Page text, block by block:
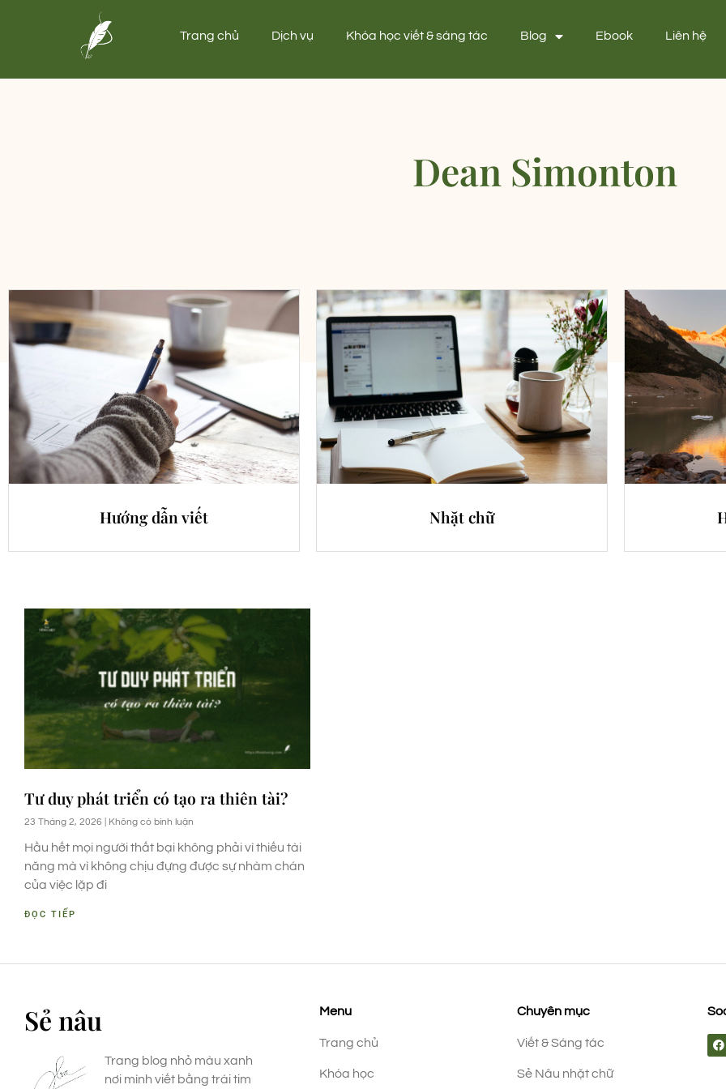
Trang chủ Dịch vụ Khóa học viết & sáng tác Blog Ebook Liên hệ
Dean Simonton
Hướng dẫn viết Nhặt chữ
Tư duy phát triển có tạo ra thiên tài?
23 Tháng 2, 2026 Không có bình luận
Hầu hết mọi người thất bại không phải vì thiếu tài
năng mà vì không chịu đựng được sự nhàm chán
của việc lặp đi
ĐỌC TIẾP
Sẻ nâu
Trang blog nhỏ màu xanh
nơi mình viết bằng trái tim
Menu
Trang chủ
Khóa học
Chuyên mục
Viết & Sáng tác
Sẻ Nâu nhặt chữ